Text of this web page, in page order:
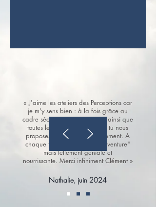
« J'aime les ateliers des Perceptions car
je m'y sens bien : à la fois grâce au
cadre sécure que tu apportes, ainsi que
toutes les idées géniales que tu nous
proposes sans jamais de jugement. A
chaque fois : une nouvelle "aventure"
mais tellement géniale et
nourrissante. Merci infiniment Clément »
Nathalie, juin 2024